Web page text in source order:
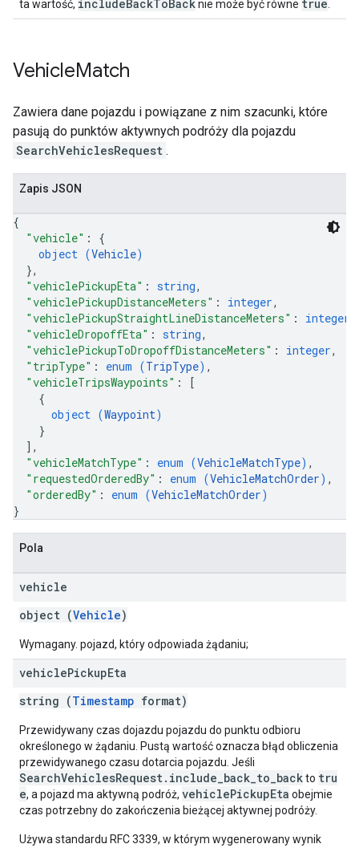
ta wartość, includeBackToBacknie może być równe true
VehicleMatch
Zawiera dane pojazdu i powiązane z nim szacunki, które
pasują do punktów aktywnych podróży dla pojazdu
SearchVehiclesRequest .
Zapis JSON
{
"vehicle" : {
object (Vehicle)
},
"vehiclePickupEta" : string,
"vehiclePickupDistanceMeters" : integer,
"vehiclePickupStraightLineDistanceMeters" : integer
"vehicleDropoffEta" : string,
"vehiclePickupToDropoffDistanceMeters" : integer,
"tripType" : enum (TripType) ,
"vehicleTripsWaypoints" :
[
{
object (Waypoint)
}
] ,
"vehicleMatchType" : enum (VehicleMatchType) ,
"requestedOrderedBy" : enum (VehicleMatchOrder) ,
"orderedBy" : enum (VehicleMatchOrder)
}
Pola
vehicle
object (Vehicle)
Wymagany. pojazd, który odpowiada żądaniu;
vehiclePickupEta
string (Timestamp format)
Przewidywany czas dojazdu pojazdu do punktu odbioru
określonego w żądaniu. Pustą wartość oznacza błąd obliczenia
przewidywanego czasu dotarcia pojazdu. Jeśli
SearchVehiclesRequest.include_back_to_backto tru
e, a pojazd ma aktywną podróż, vehiclePickupEta obejmie
czas potrzebny do zakończenia bieżącej aktywnej podróży.
Używa standardu RFC 3339, w którym wygenerowany wynik